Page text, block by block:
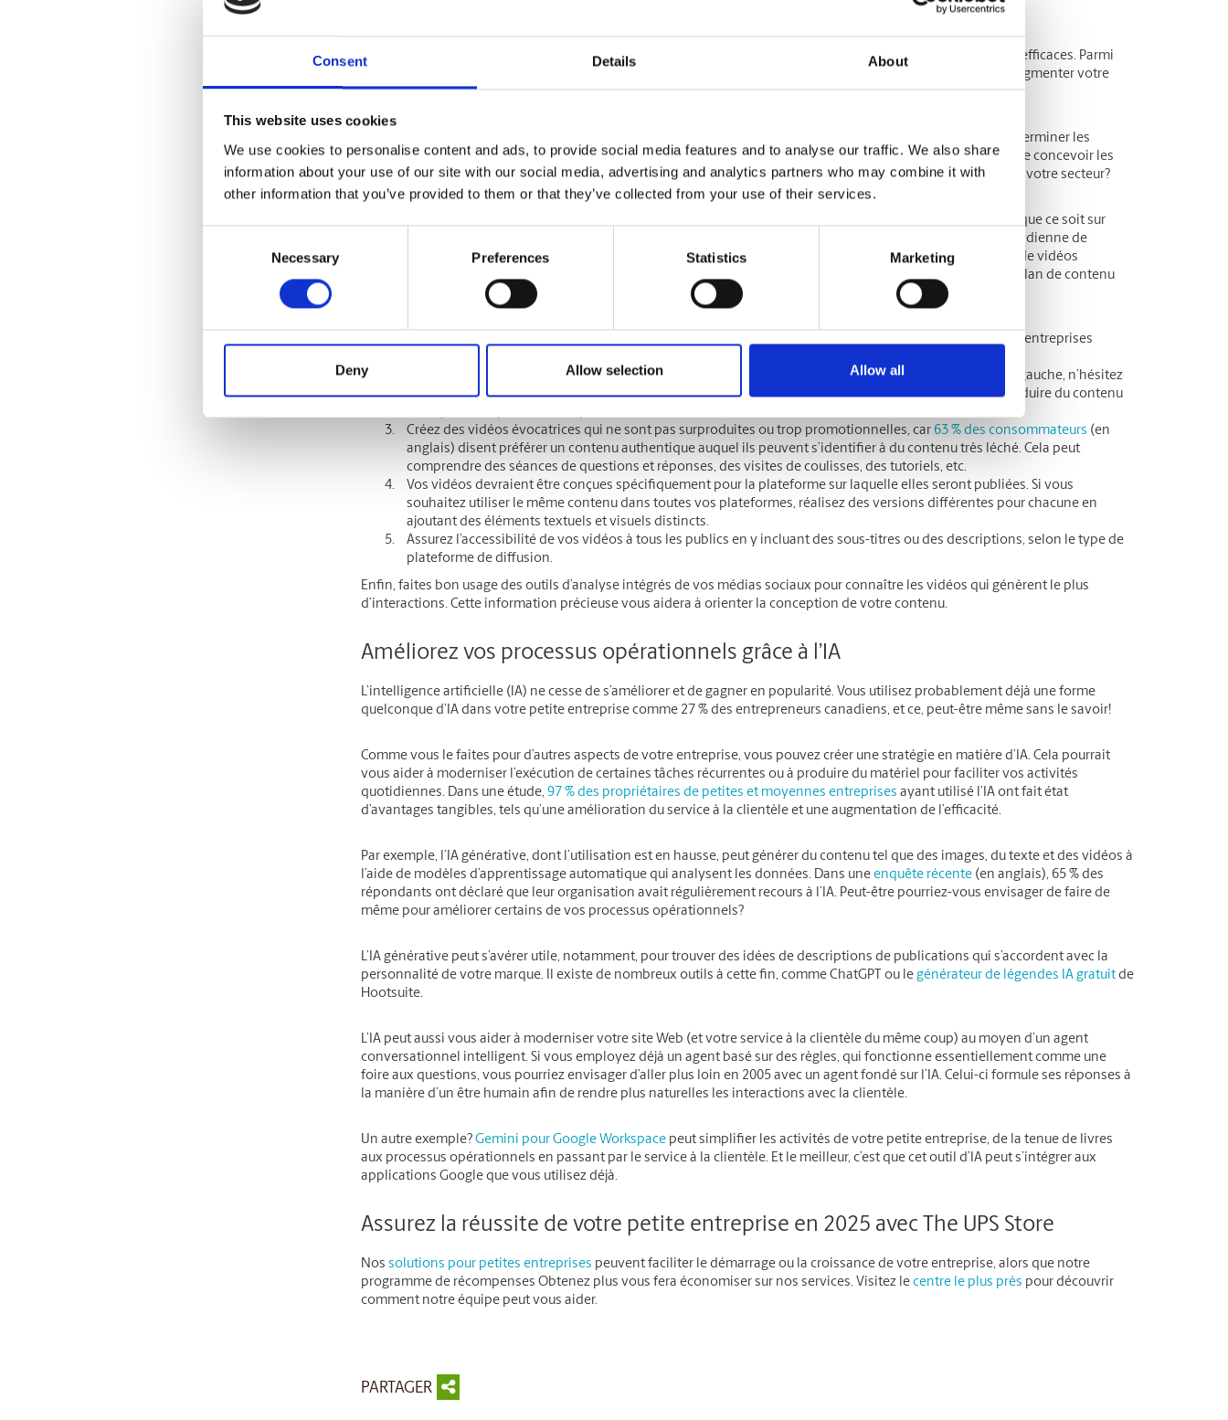
Consent Details About
This website uses cookies
We use cookies to personalise content and ads, to provide social media features and to analyse our traffic. We also share
information about your use of our site with our social media, advertising and analytics partners who may combine it with
other information that you’ve provided to them or that they’ve collected from your use of their services.
Necessary Preferences Statistics Marketing
Deny Allow selection Allow all
Optimisez le contenu de vos médias sociaux grâce à la vidéo
Pour créer des liens avec votre clientèle et vous distinguer de vos concurrents, vous avez besoin de stratégies efficaces. Parmi
celles-ci, vous pourriez envisager de parfaire le contenu de vos médias sociaux pour stimuler l’engagement, augmenter votre
audience et exposer plus de gens à vos produits ou services.
Si l’un de vos objectifs de 2025 est d’accroître le taux d’engagement sur vos plateformes sociales, tentez de déterminer les
aspects de celles-ci qui nécessiteraient un coup de jeune. S’agit-il du type de publication ou de votre manière de concevoir les
descriptions? Pourriez-vous exploiter davantage les dernières tendances adoptées par d’autres entreprises de votre secteur?
Vous voulez renouveler votre type de publication en 2025? Pensez à augmenter votre contenu vidéo. En effet, que ce soit sur
Instagram, TikTok ou YouTube, les vidéos de format court font maintenant partie de notre consommation quotidienne de
contenu en ligne. De plus, selon un sondage,
83 % des consommateurs
(en anglais) souhaitent visionner plus de vidéos
produites par les marques en 2025. Par conséquent, si cette stratégie vous attire, commencez par élaborer un plan de contenu
afin d’établir les types de vidéos que vous voulez réaliser. Voici quelques étapes à suivre à cet égard :
Explorez les contenus proposés dans votre secteur, autant par les grandes marques que par les petites entreprises
Voyez si vous pouvez vous inspirer de ce contenu dans vos propres vidéos. Sans trop sortir du champ gauche, n’hésitez
pas à faire preuve de créativité et à diverger légèrement de votre image de marque habituelle pour produire du contenu
Créez des vidéos évocatrices qui ne sont pas surproduites ou trop promotionnelles, car 63 % des consommateurs (en
anglais) disent préférer un contenu authentique auquel ils peuvent s’identifier à du contenu très léché. Cela peut
comprendre des séances de questions et réponses, des visites de coulisses, des tutoriels, etc.
Vos vidéos devraient être conçues spécifiquement pour la plateforme sur laquelle elles seront publiées. Si vous
souhaitez utiliser le même contenu dans toutes vos plateformes, réalisez des versions différentes pour chacune en
ajoutant des éléments textuels et visuels distincts.
Assurez l’accessibilité de vos vidéos à tous les publics en y incluant des sous-titres ou des descriptions, selon le type de
plateforme de diffusion.
Enfin, faites bon usage des outils d’analyse intégrés de vos médias sociaux pour connaître les vidéos qui génèrent le plus
d’interactions. Cette information précieuse vous aidera à orienter la conception de votre contenu.
Améliorez vos processus opérationnels grâce à l’IA
L’intelligence artificielle (IA) ne cesse de s’améliorer et de gagner en popularité. Vous utilisez probablement déjà une forme
quelconque d’IA dans votre petite entreprise comme 27 % des entrepreneurs canadiens, et ce, peut-être même sans le savoir!
Comme vous le faites pour d’autres aspects de votre entreprise, vous pouvez créer une stratégie en matière d’IA. Cela pourrait
vous aider à moderniser l’exécution de certaines tâches récurrentes ou à produire du matériel pour faciliter vos activités
quotidiennes. Dans une étude, 97 % des propriétaires de petites et moyennes entreprises ayant utilisé l’IA ont fait état
d’avantages tangibles, tels qu’une amélioration du service à la clientèle et une augmentation de l’efficacité.
Par exemple, l’IA générative, dont l’utilisation est en hausse, peut générer du contenu tel que des images, du texte et des vidéos à
l’aide de modèles d’apprentissage automatique qui analysent les données. Dans une enquête récente(en anglais), 65 % des
répondants ont déclaré que leur organisation avait régulièrement recours à l’IA. Peut-être pourriez-vous envisager de faire de
même pour améliorer certains de vos processus opérationnels?
L’IA générative peut s’avérer utile, notamment, pour trouver des idées de descriptions de publications qui s’accordent avec la
personnalité de votre marque. Il existe de nombreux outils à cette fin, comme ChatGPT ou le générateur de légendes IA gratuitde
Hootsuite.
L’IA peut aussi vous aider à moderniser votre site Web (et votre service à la clientèle du même coup) au moyen d’un agent
conversationnel intelligent. Si vous employez déjà un agent basé sur des règles, qui fonctionne essentiellement comme une
foire aux questions, vous pourriez envisager d’aller plus loin en 2005 avec un agent fondé sur l’IA. Celui-ci formule ses réponses à
la manière d’un être humain afin de rendre plus naturelles les interactions avec la clientèle.
Un autre exemple? Gemini pour Google Workspacepeut simplifier les activités de votre petite entreprise, de la tenue de livres
aux processus opérationnels en passant par le service à la clientèle. Et le meilleur, c’est que cet outil d’IA peut s’intégrer aux
applications Google que vous utilisez déjà.
Assurez la réussite de votre petite entreprise en 2025 avec The UPS Store
Nos solutions pour petites entreprises peuvent faciliter le démarrage ou la croissance de votre entreprise, alors que notre
programme de récompenses Obtenez plus vous fera économiser sur nos services. Visitez le centre le plus près pour découvrir
comment notre équipe peut vous aider.
PARTAGER